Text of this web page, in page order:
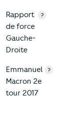
Rapport
de force
Gauche-
Droite
?
Emmanuel
Macron 2e
tour 2017
?